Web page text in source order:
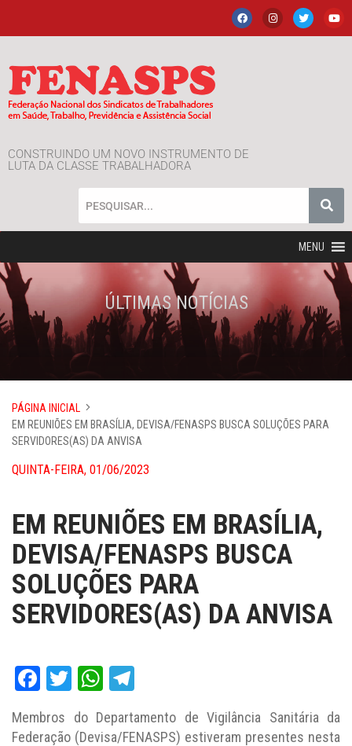
CONSTRUINDO UM NOVO INSTRUMENTO DE
LUTA DA CLASSE TRABALHADORA
MENU
ÚLTIMAS NOTÍCIAS
PÁGINA INICIAL
EM REUNIÕES EM BRASÍLIA, DEVISA/FENASPS BUSCA SOLUÇÕES PARA
SERVIDORES(AS) DA ANVISA
QUINTA-FEIRA, 01/06/2023
EM REUNIÕES EM BRASÍLIA,
DEVISA/FENASPS BUSCA
SOLUÇÕES PARA
SERVIDORES(AS) DA ANVISA
Facebook
TwitterWhatsApp
Membros do Departamento de Vigilância Sanitária da
Federação (Devisa/FENASPS) estiveram presentes nesta